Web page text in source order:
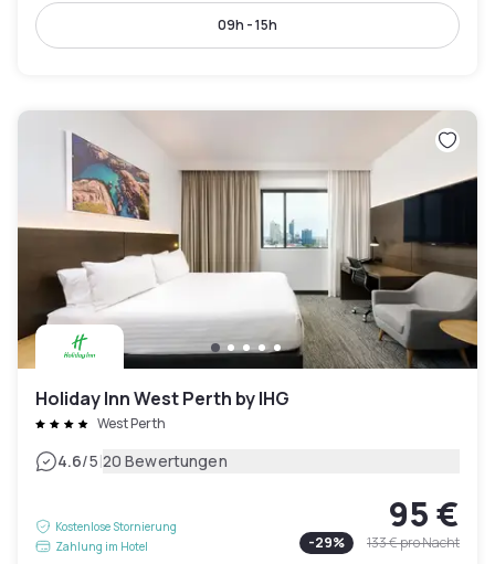
09h - 15h
Holiday Inn West Perth by IHG
West Perth
4.6/5|20 Bewertungen
Kostenlose Stornierung
Zahlung im Hotel
95 €
-29% 133 €pro Nacht